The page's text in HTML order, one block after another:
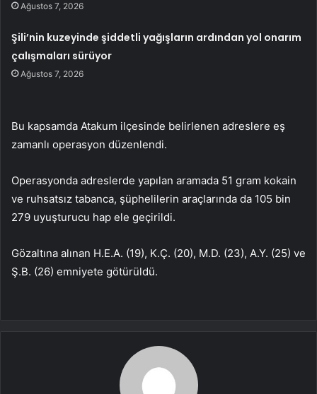
Ağustos 7, 2026
Şili’nin kuzeyinde şiddetli yağışların ardından yol onarım
çalışmaları sürüyor
Ağustos 7, 2026
Bu kapsamda Atakum ilçesinde belirlenen adreslere eş
zamanlı operasyon düzenlendi.
Operasyonda adreslerde yapılan aramada 51 gram kokain
ve ruhsatsız tabanca, şüphelilerin araçlarında da 105 bin
279 uyuşturucu hap ele geçirildi.
Gözaltına alınan H.E.A. (19), K.Ç. (20), M.D. (23), A.Y. (25) ve
Ş.B. (26) emniyete götürüldü.